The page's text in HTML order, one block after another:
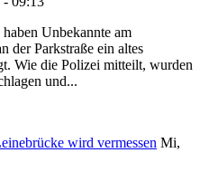
Unbekannte am
der Parkstraße ein altes
Wie die Polizei mitteilt, wurden
und...
wird vermessen Mi,